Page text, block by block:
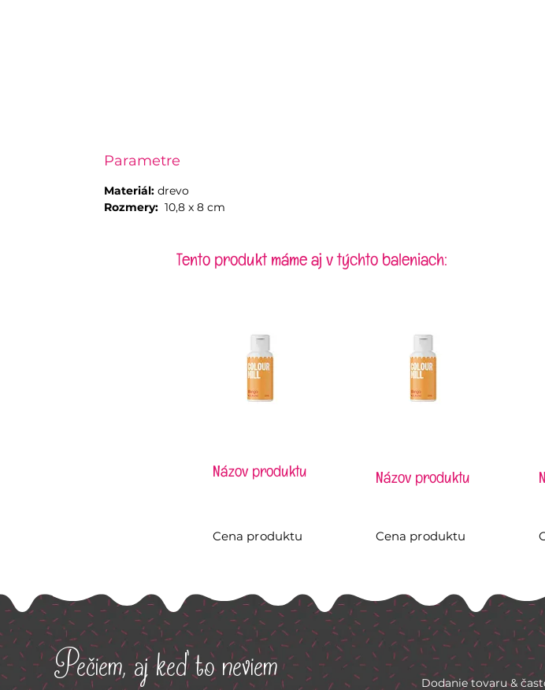
Parametre
Materiál: drevo
Rozmery: 10,8 x 8 cm
Tento produkt máme aj v týchto baleniach:
Názov produktu
Cena produktu
Názov produktu
Cena produktu
Pečiem, aj keď to neviem Dodanie tovaru &